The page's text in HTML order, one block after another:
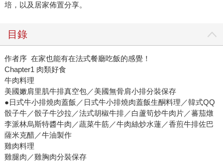
培，以及居家佈置分享。
目錄
作者序 在家也能有在法式餐廳吃飯的感覺！
Chapter1 肉類好食
牛肉料理
美國嫩肩里肌牛排真空包／美國無骨肩小排分裝保存
●日式牛小排燒肉蓋飯／日式牛小排燒肉蓋飯生酮料理／韓式QQ
骰子牛／骰子牛沙拉／法式胡椒牛排／白蘆筍炒牛肉片／蕃茄燉
李派林烏斯特醬牛肉／蔬菜牛筋／牛肉絲炒水蓮／香煎牛排佐巴
薩米克醋／牛油製作
雞肉料理
雞腿肉／雞胸肉分裝保存